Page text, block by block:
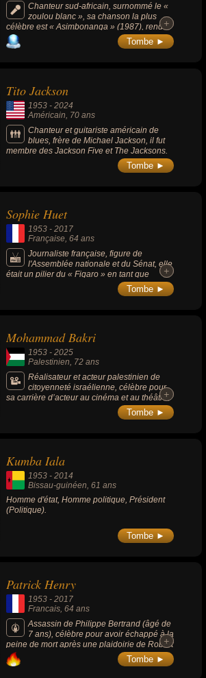
Chanteur sud-africain, surnommé le «
zoulou blanc », sa chanson la plus
célèbre est « Asimbonanga » (1987), rend
hommage à Nelson Mandela, alors incarcéré
depuis plus de 20 ans. Ses chansons sont
aussi pour sa chanson « Scatterlings of
Africa » (1982), reprise pour la bande
originale du film « Rain Man » (1988).
+
+
Tombe ►
Tito Jackson
1953 - 2024
Américain , 70 ans
Chanteur et guitariste américain de
blues, frère de Michael Jackson, il fut
membre des Jackson Five et The Jacksons.
Tombe ►
Sophie Huet
1953 - 2017
Française , 64 ans
Journaliste française, figure de
l'Assemblée nationale et du Sénat, elle
était un pilier du « Figaro » en tant que
journaliste. Elle est connue pour avoir été la
première femme présidente de l'AJP
+
+
Tombe ►
Mohammad Bakri
1953 - 2025
Palestinien, 72 ans
Réalisateur et acteur palestinien de
citoyenneté israélienne, célèbre pour
sa carrière d’acteur au cinéma et au théâtre,
aussi bien en Israël que dans le monde
arabe. Il a joué dans de nombreux films
réalisateur, notamment pour le documentaire
"Jenin, Jenin", qui a suscité une forte
controverse. Sa prise de position politique
assumée a fait de lui une figure très clivante
mais respectée artistiquement. Il reste une
personnalité majeure du cinéma palestinien
+
+
Tombe ►
Kumba Iala
1953 - 2014
Bissau-guinéen, 61 ans
Homme d'état, Homme politique, Président
(Politique).
Tombe ►
Patrick Henry
1953 - 2017
Francais, 64 ans
Assassin de Philippe Bertrand (âgé de
7 ans), célèbre pour avoir échappé à la
peine de mort après une plaidoirie de Robert
Badinter contre la peine capitale.
+
+
Tombe ►